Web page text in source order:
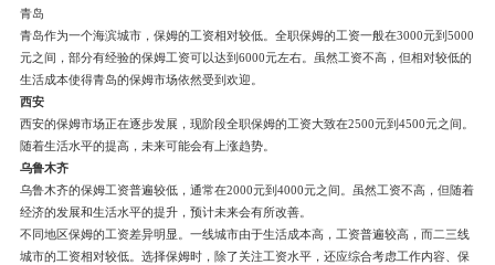
青岛
青岛作为一个海滨城市，保姆的工资相对较低。全职保姆的工资一般在3000元到5000
元之间，部分有经验的保姆工资可以达到6000元左右。虽然工资不高，但相对较低的
生活成本使得青岛的保姆市场依然受到欢迎。
西安
西安的保姆市场正在逐步发展，现阶段全职保姆的工资大致在2500元到4500元之间。
随着生活水平的提高，未来可能会有上涨趋势。
乌鲁木齐
乌鲁木齐的保姆工资普遍较低，通常在2000元到4000元之间。虽然工资不高，但随着
经济的发展和生活水平的提升，预计未来会有所改善。
不同地区保姆的工资差异明显。一线城市由于生活成本高，工资普遍较高，而二三线
城市的工资相对较低。选择保姆时，除了关注工资水平，还应综合考虑工作内容、保